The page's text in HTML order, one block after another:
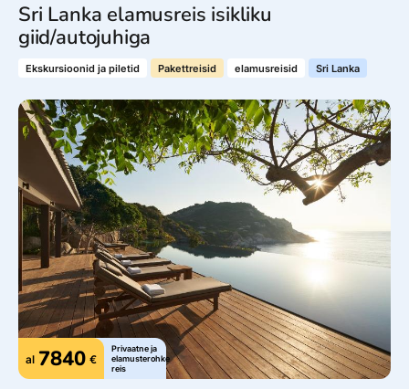
Sri Lanka elamusreis isikliku
giid/autojuhiga
Ekskursioonid ja piletid Pakettreisid elamusreisid Sri Lanka
al 7840 €
Privaatne ja
elamusterohke
reis